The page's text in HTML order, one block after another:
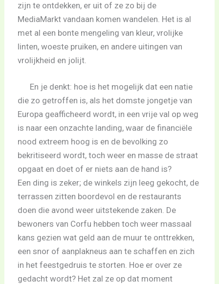
zijn te ontdekken, er uit of ze zo bij de
MediaMarkt vandaan komen wandelen. Het is al
met al een bonte mengeling van kleur, vrolijke
linten, woeste pruiken, en andere uitingen van
vrolijkheid en jolijt.
En je denkt: hoe is het mogelijk dat een natie
die zo getroffen is, als het domste jongetje van
Europa geafficheerd wordt, in een vrije val op weg
is naar een onzachte landing, waar de financiële
nood extreem hoog is en de bevolking zo
bekritiseerd wordt, toch weer en masse de straat
opgaat en doet of er niets aan de hand is?
Een ding is zeker; de winkels zijn leeg gekocht, de
terrassen zitten boordevol en de restaurants
doen die avond weer uitstekende zaken. De
bewoners van Corfu hebben toch weer massaal
kans gezien wat geld aan de muur te onttrekken,
een snor of aanplakneus aan te schaffen en zich
in het feestgedruis te storten. Hoe er over ze
gedacht wordt? Het zal ze op dat moment